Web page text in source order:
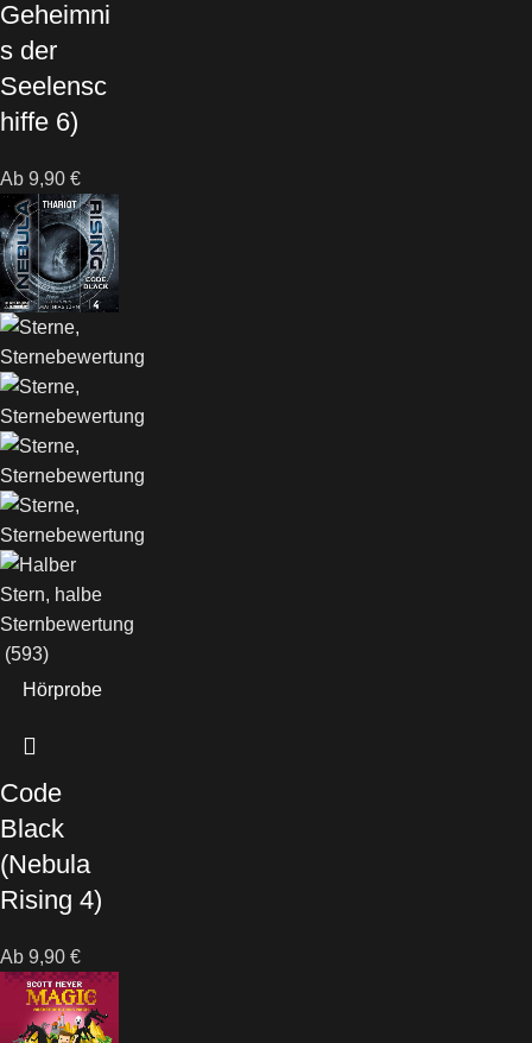
Geheimni
s der
Seelensc
hiffe 6)
Ab 9,90 €
(593)
Hörprobe
Code
Black
(Nebula
Rising 4)
Ab 9,90 €